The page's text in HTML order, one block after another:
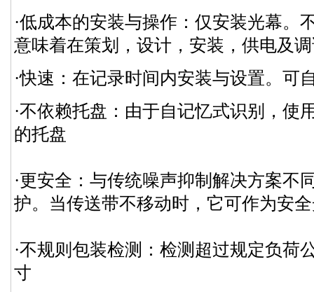
·低成本的安装与操作：仅安装光幕。
意味着在策划，设计，安装，供电及
·快速：在记录时间内安装与设置。可
·不依赖托盘：由于自记忆式识别，使
的托盘
·更安全：与传统噪声抑制解决方案不
护。当传送带不移动时，它可作为安
·不规则包装检测：检测超过规定负荷
寸